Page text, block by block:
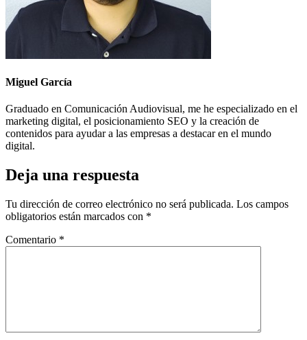
Miguel García
Graduado en Comunicación Audiovisual, me he especializado en el
marketing digital, el posicionamiento SEO y la creación de
contenidos para ayudar a las empresas a destacar en el mundo
digital.
Deja una respuesta
Tu dirección de correo electrónico no será publicada. Los campos
obligatorios están marcados con *
Comentario *